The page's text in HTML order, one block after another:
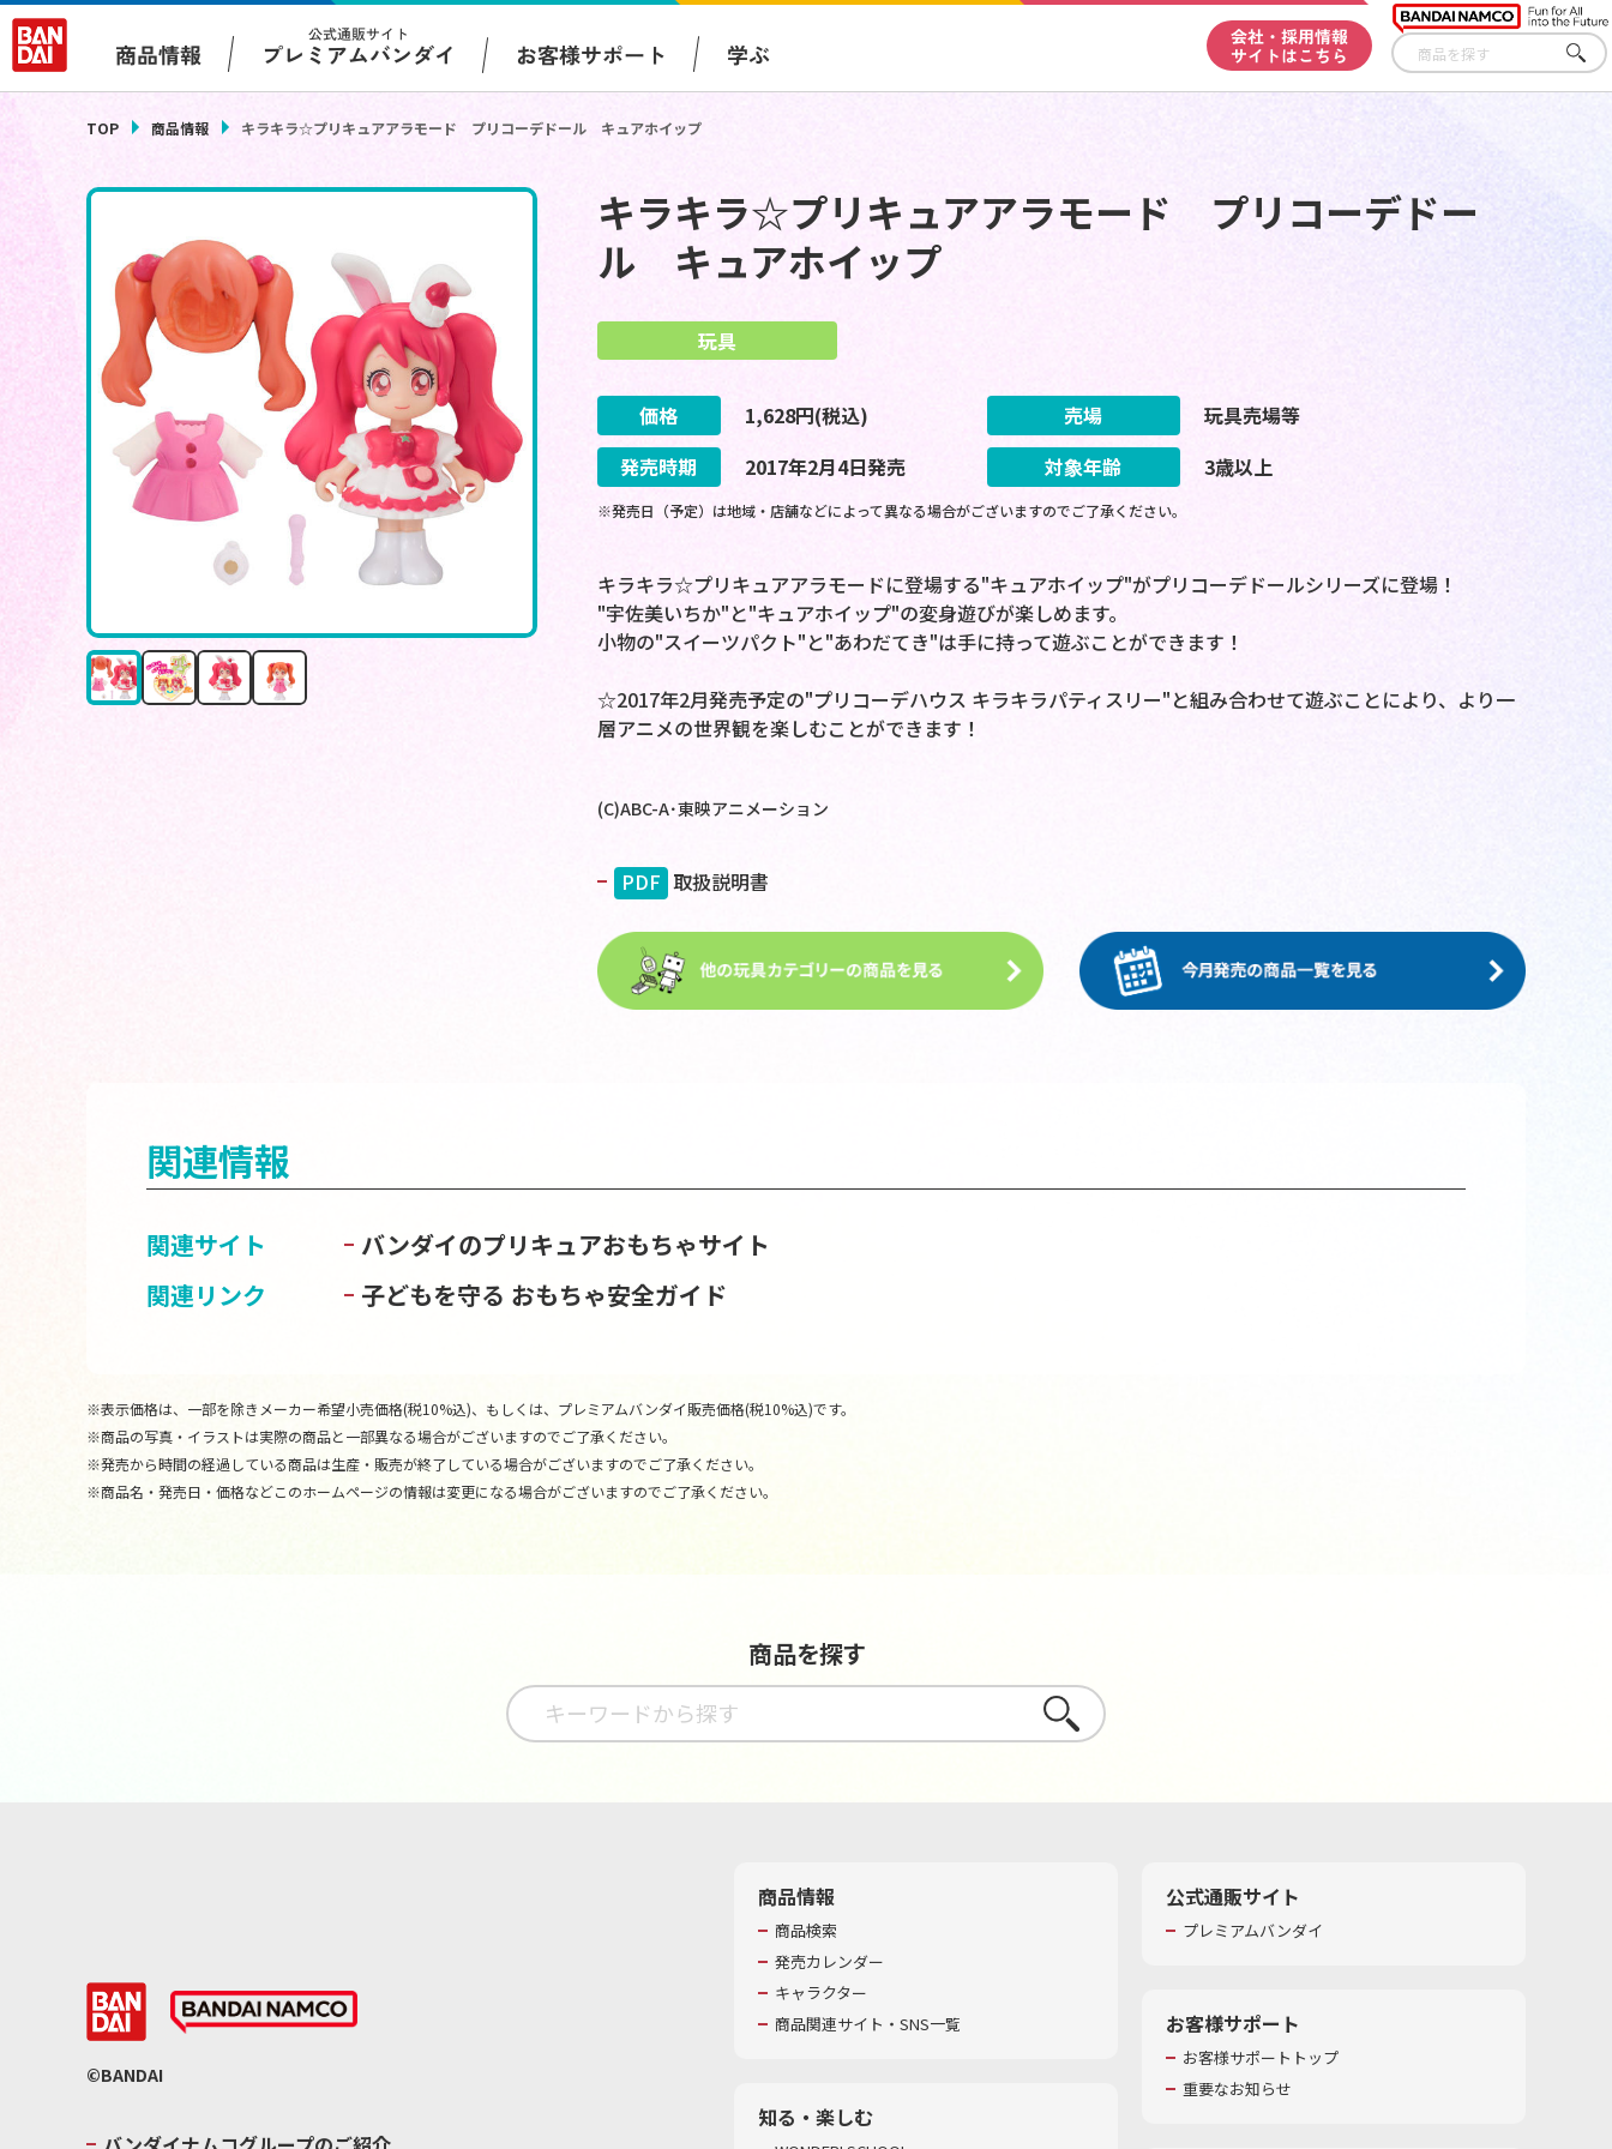
商品情報
公式通販サイト
プレミアムバンダイ お客様サポート 学ぶ
会社・採用情報
サイトはこちら
さが
す
TOP 商品情報 キラキラ☆プリキュアアラモード プリコーデドール キュアホイップ
キラキラ☆プリキュアアラモード プリコーデドー
ル キュアホイップ
玩具
価格 1,628円(税込) 売場
玩具売場等
発売時期
2017年2月4日発売 対象年齢 3歳以上
※発売日（予定）は地域・店舗などによって異なる場合がございますのでご了承ください。
キラキラ☆プリキュアアラモードに登場する"キュアホイップ"がプリコーデドールシリーズに登場！
"宇佐美いちか"と"キュアホイップ"の変身遊びが楽しめます。
小物の"スイーツパクト"と"あわだてき"は手に持って遊ぶことができます！
☆2017年2月発売予定の"プリコーデハウス キラキラパティスリー"と組み合わせて遊ぶことにより、より一
層アニメの世界観を楽しむことができます！
(C)ABC-A･東映アニメーション
PDF 取扱説明書
関連情報
関連サイト
バンダイのプリキュアおもちゃサイト
関連リンク
子どもを守る おもちゃ安全ガイド
※表示価格は、一部を除きメーカー希望小売価格(税10%込)、もしくは、プレミアムバンダイ販売価格(税10%込)です。
※商品の写真・イラストは実際の商品と一部異なる場合がございますのでご了承ください。
※発売から時間の経過している商品は生産・販売が終了している場合がございますのでご了承ください。
※商品名・発売日・価格などこのホームページの情報は変更になる場合がございますのでご了承ください。
商品を探す
さがす
©BANDAI
商品情報
商品検索
発売カレンダー
キャラクター
商品関連サイト・SNS一覧
知る・楽しむ
公式通販サイト
プレミアムバンダイ
お客様サポート
お客様サポートトップ
重要なお知らせ